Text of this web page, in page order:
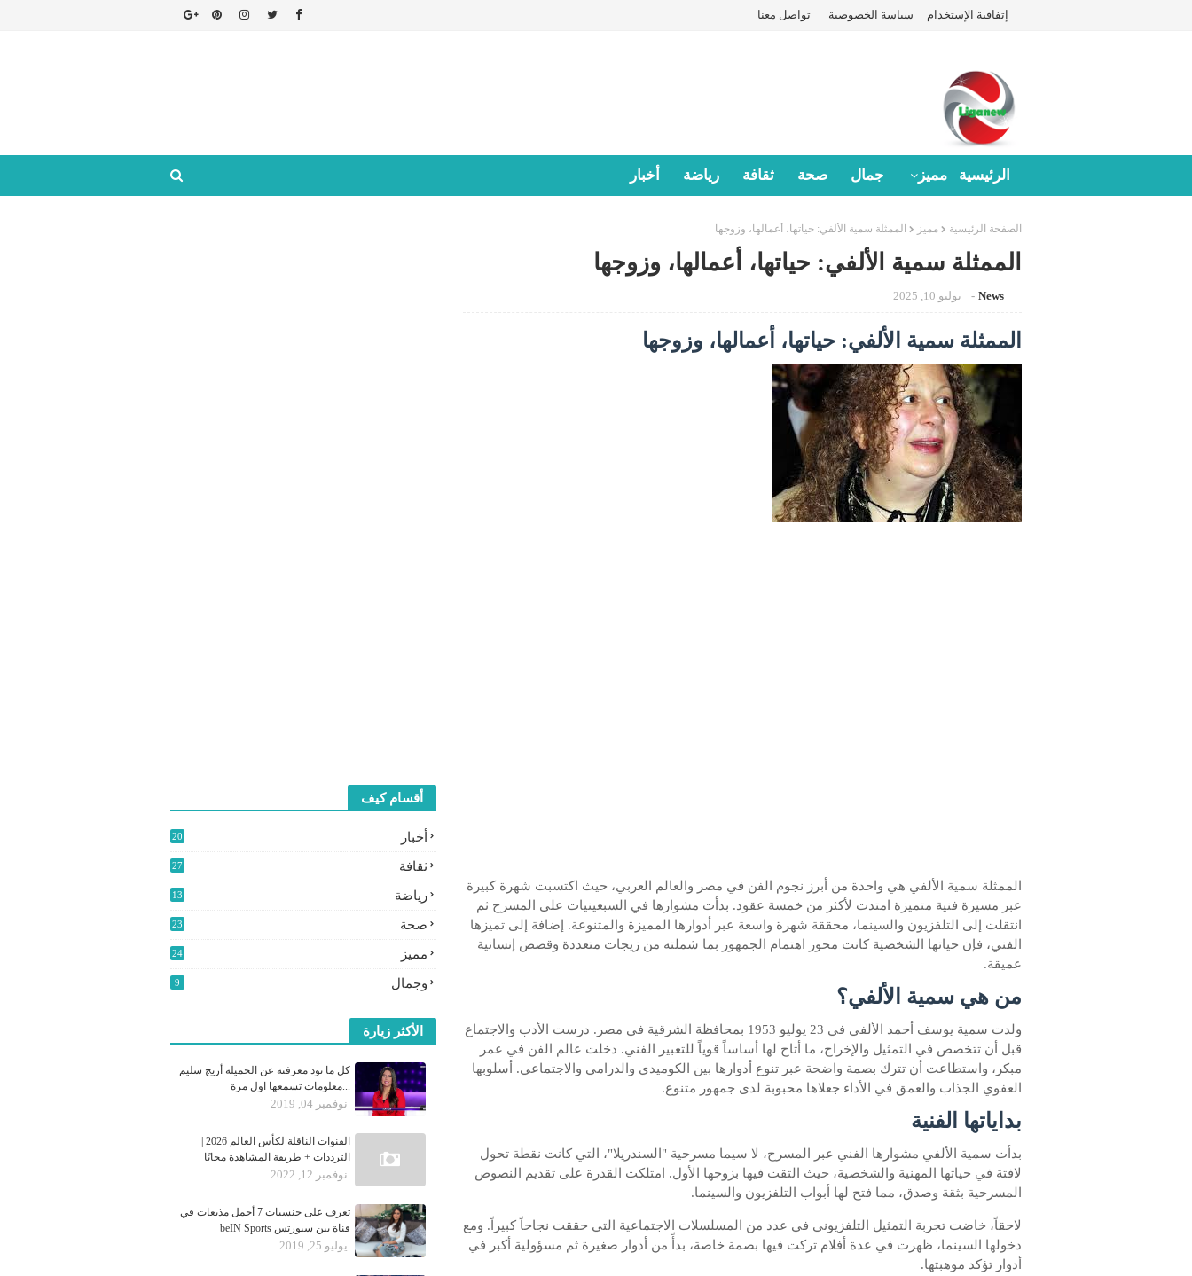
إتفاقية الإستخدام سياسة الخصوصية تواصل معنا
الرئيسية مميز جمال صحة ثقافة رياضة أخبار
الصفحة الرئيسية مميز الممثلة سمية الألفي: حياتها، أعمالها، وزوجها
الممثلة سمية الألفي: حياتها، أعمالها، وزوجها
News يوليو 10, 2025
الممثلة سمية الألفي: حياتها، أعمالها، وزوجها
الممثلة سمية الألفي هي واحدة من أبرز نجوم الفن في مصر والعالم العربي، حيث اكتسبت شهرة كبيرة
عبر مسيرة فنية متميزة امتدت لأكثر من خمسة عقود. بدأت مشوارها في السبعينيات على المسرح ثم
انتقلت إلى التلفزيون والسينما، محققة شهرة واسعة عبر أدوارها المميزة والمتنوعة. إضافة إلى تميزها
الفني، فإن حياتها الشخصية كانت محور اهتمام الجمهور بما شملته من زيجات متعددة وقصص إنسانية
عميقة.
من هي سمية الألفي؟
ولدت سمية يوسف أحمد الألفي في 23 يوليو 1953 بمحافظة الشرقية في مصر. درست الأدب والاجتماع
قبل أن تتخصص في التمثيل والإخراج، ما أتاح لها أساساً قوياً للتعبير الفني. دخلت عالم الفن في عمر
مبكر، واستطاعت أن تترك بصمة واضحة عبر تنوع أدوارها بين الكوميدي والدرامي والاجتماعي. أسلوبها
العفوي الجذاب والعمق في الأداء جعلاها محبوبة لدى جمهور متنوع.
بداياتها الفنية
بدأت سمية الألفي مشوارها الفني عبر المسرح، لا سيما مسرحية "السندريلا"، التي كانت نقطة تحول
لافتة في حياتها المهنية والشخصية، حيث التقت فيها بزوجها الأول. امتلكت القدرة على تقديم النصوص
المسرحية بثقة وصدق، مما فتح لها أبواب التلفزيون والسينما.
لاحقاً، خاضت تجربة التمثيل التلفزيوني في عدد من المسلسلات الاجتماعية التي حققت نجاحاً كبيراً. ومع
دخولها السينما، ظهرت في عدة أفلام تركت فيها بصمة خاصة، بدأً من أدوار صغيرة ثم مسؤولية أكبر في
أدوار تؤكد موهبتها.
أقسام كيف
أخبار
20
ثقافة
27
رياضة
13
صحة 23
مميز
24
وجمال 9
الأكثر زيارة
كل ما تود معرفته عن الجميلة أريج سليم
...معلومات تسمعها اول مرة
نوفمبر 04, 2019
الترددات + طريقة المشاهدة مجانًا
نوفمبر 12, 2022
تعرف على جنسيات 7 أجمل مذيعات في
قناة بين سبورتس beIN Sports
يوليو 25, 2019